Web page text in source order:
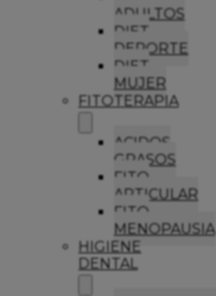
ADULTOS
DIET
DEPORTE
DIET
MUJER
FITOTERAPIA
ACIDOS
GRASOS
FITO
ARTICULAR
FITO
MENOPAUSIA
HIGIENE
DENTAL